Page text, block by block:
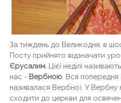
За тиждень до Великодня, в
Посту прийнято відзначати
Єрусалим. Цієї неділі
нас - Вербною. Вся попередня
називалася Вербної. У Вербну
сходити до церкви для